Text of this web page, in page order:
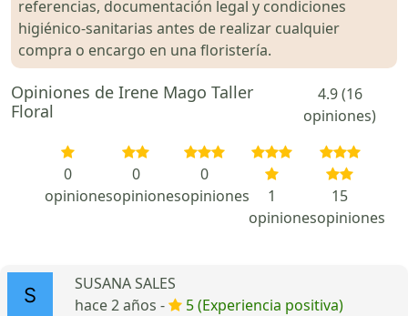
referencias, documentación legal y condiciones
higiénico-sanitarias antes de realizar cualquier
compra o encargo en una floristería.
Opiniones de Irene Mago Taller
Floral
4.9 (16
opiniones)
0
opiniones
0
opiniones
0
opiniones
1
opiniones
15
opiniones
SUSANA SALES
hace 2 años -
5 (Experiencia positiva)